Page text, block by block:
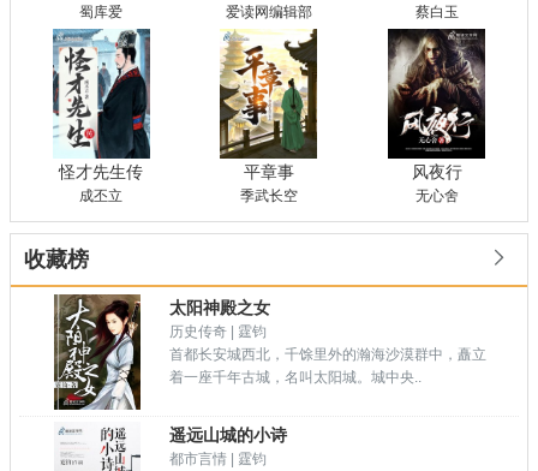
蜀库爱 爱读网编辑部 蔡白玉
怪才先生传
成丕立
平章事
季武长空
风夜行
无心舍
收藏榜 
太阳神殿之女
历史传奇 | 霆钧
首都长安城西北，千馀里外的瀚海沙漠群中，矗立
着一座千年古城，名叫太阳城。城中央..
遥远山城的小诗
都市言情 | 霆钧